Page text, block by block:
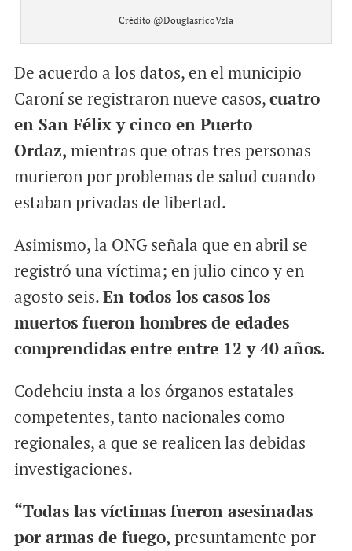
Crédito @DouglasricoVzla
De acuerdo a los datos, en el municipio
Caroní se registraron nueve casos,cuatro
en San Félix y cinco en Puerto
Ordaz, mientras que otras tres personas
murieron por problemas de salud cuando
estaban privadas de libertad.
Asimismo, la ONG señala que en abril se
registró una víctima; en julio cinco y en
agosto seis.En todos los casos los
muertos fueron hombres de edades
comprendidas entre entre 12 y 40 años.
Codehciu insta a los órganos estatales
competentes, tanto nacionales como
regionales, a que se realicen las debidas
investigaciones.
“Todas las víctimas fueron asesinadas
por armas de fuego, presuntamente por